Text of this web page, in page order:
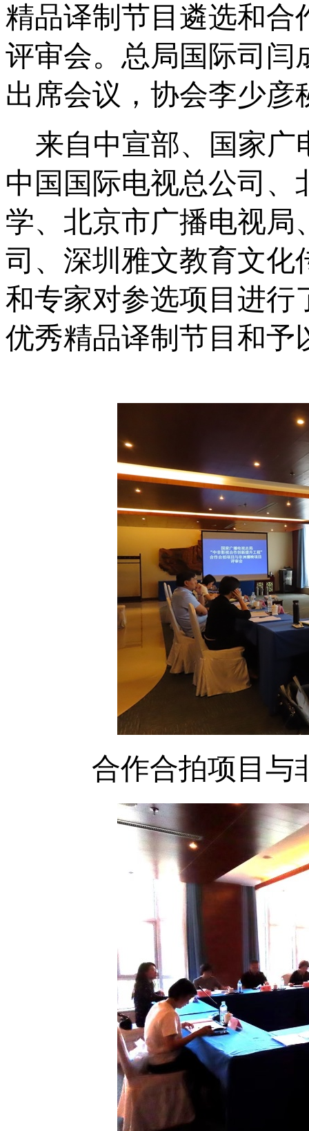
精品译制节目遴选和合
评审会。总局国际司闫
出席会议，协会李少彦
来自中宣部、国家广
中国国际电视总公司、
学、北京市广播电视局
司、深圳雅文教育文化
和专家对参选项目进行
优秀精品译制节目和予
合作合拍项目与